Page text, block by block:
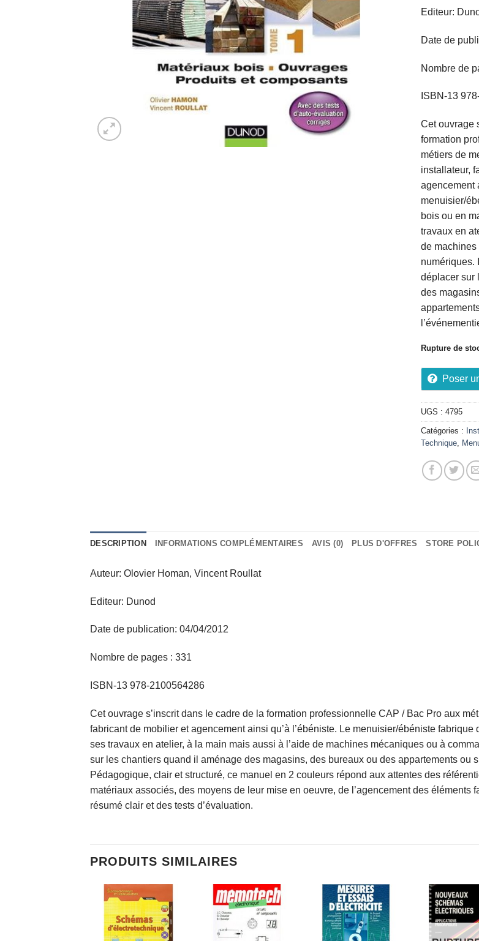
Editeur:
Date de
Nombre de
ISBN-13
Cet ouvrage
formation
métiers de
installateur,
agencement
menuisier/
bois ou en
travaux en
de
numériques.
déplacer sur
des
Rupture de
Poser
UGS : 4795
Catégories :
Technique
DESCRIPTION INFORMATIONS COMPLÉMENTAIRES AVIS (0) PLUS D'OFFRES STORE
Auteur: Olovier Homan, Vincent Roullat
Editeur: Dunod
Date de publication: 04/04/2012
Nombre de pages : 331
ISBN-13 978-2100564286
Cet ouvrage s’inscrit dans le cadre de la formation professionnelle CAP / Bac Pro aux
fabricant de mobilier et agencement ainsi qu’à l’ébéniste. Le menuisier/ébéniste
ses travaux en atelier, à la main mais aussi à l’aide de machines mécaniques ou à
sur les chantiers quand il aménage des magasins, des bureaux ou des appartements ou
Pédagogique, clair et structuré, ce manuel en 2 couleurs répond aux attentes des
matériaux associés, des moyens de leur mise en oeuvre, de l’agencement des
résumé clair et des tests d’évaluation.
PRODUITS SIMILAIRES
AJOUTER
À MES
AJOUTER
À MES
AJOUTER
À MES
À